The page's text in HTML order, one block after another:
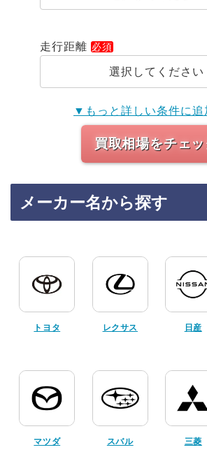
走行距離
選択してください
▼もっと詳しい条件に追
買取相場をチェッ
メーカー名から探す
トヨタ レクサス 日産
マツダ スバル 三菱